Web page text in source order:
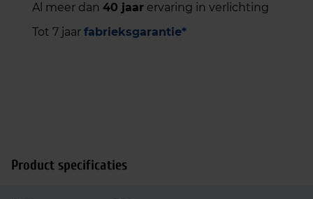
Al meer dan 40 jaar ervaring in verlichting
Tot 7 jaar fabrieksgarantie*
Product specificaties